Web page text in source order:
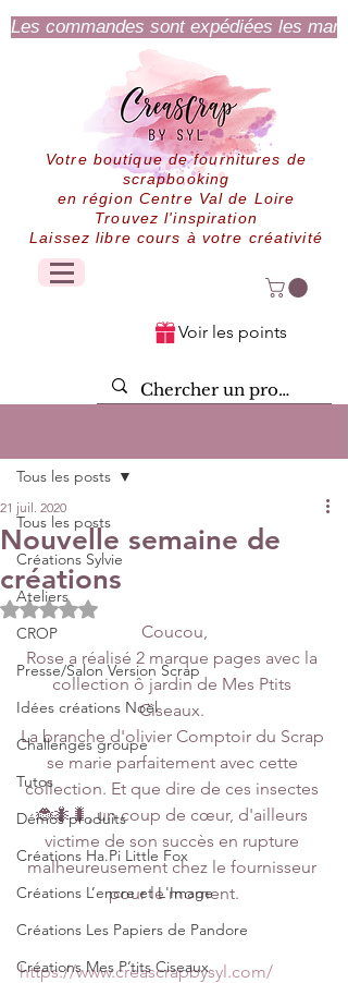
Les commandes sont expédiées les
Votre boutique de fournitures de
scrapbooking
en région Centre Val de Loire
Trouvez l'inspiration
Laissez libre cours à votre créativité
Voir les points
Tous les posts
Créations Sylvie
Ateliers
CROP
Presse/Salon Version Scrap
Idées créations Noël
Challenges groupe
Tutos
Démos produits
Créations Ha.Pi Little Fox
Créations L’encre et L'Image
Créations Les Papiers de Pandore
Créations Mes P’tits Ciseaux
Tous les posts
Nouvelle semaine de
créations
21 juil. 2020
Noté NaN étoiles sur 5.
Coucou,
Rose a réalisé 2 marque pages avec la
collection ô jardin de Mes Ptits
Ciseaux.
La branche d'olivier Comptoir du Scrap
se marie parfaitement avec cette
collection. Et que dire de ces insectes
🐞🐜🐛, un coup de cœur, d'ailleurs
victime de son succès en rupture
malheureusement chez le fournisseur
pour le moment.
https://www.creascrapbysyl.com/